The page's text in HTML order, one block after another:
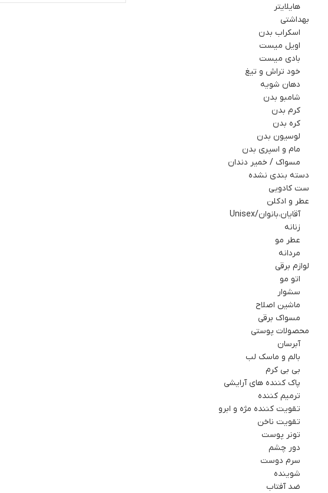
هایلایتر
بهداشتي
اسکراب بدن
اویل میست
بادی میست
خود تراش و تیغ
دهان شویه
شامبو بدن
کرم بدن
کره بدن
لوسیون بدن
مام و اسپري بدن
مسواک / خمیر دندان
دسته بندی نشده
ست کادويي
عطر و ادکلن
آقایان،بانوان/Unisex
زنانه
عطر مو
مردانه
لوازم برقي
اتو مو
سشوار
ماشین اصلاح
مسواک برقی
محصولات پوستی
آبرسان
بالم و ماسک لب
بی بی کرم
پاک کننده های آرایشی
ترمیم کننده
تقویت کننده مژه و ابرو
تقویت ناخن
تونر پوست
دور چشم
سرم دوست
شوینده
ضد آفتاب